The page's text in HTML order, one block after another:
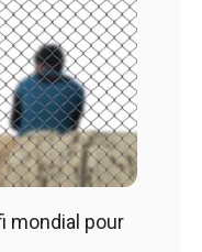
mondial pour